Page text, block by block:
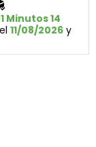
Minutos 14
11/08/2026 y